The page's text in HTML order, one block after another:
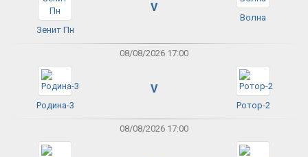
Зенит Пн
V
Волна
08/08/2026 17:00
Родина-3
V
Ротор-2
08/08/2026 17:00